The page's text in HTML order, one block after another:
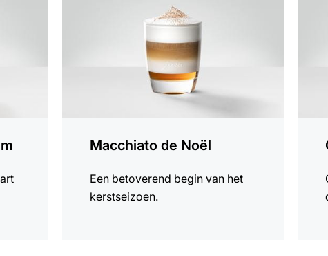
Macchiato de Noël
Een betoverend begin van het
kerstseizoen.